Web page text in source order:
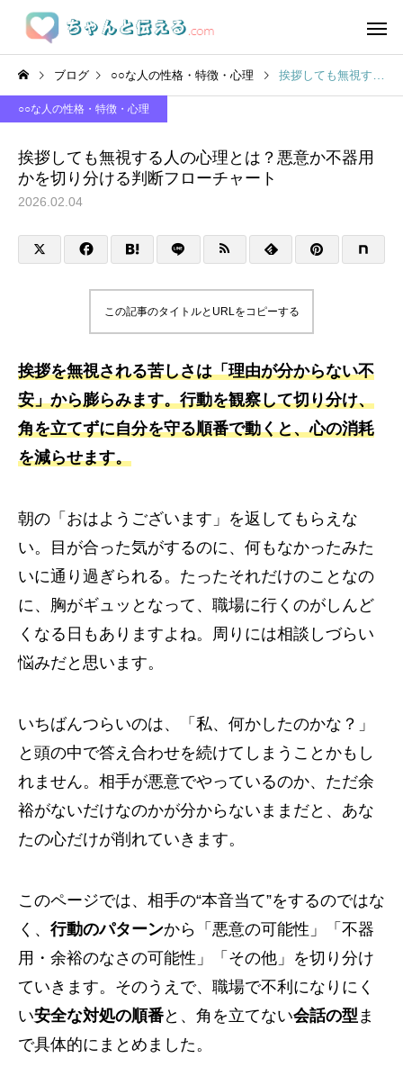
ブログ ○○な人の性格・特徴・心理 挨拶しても無視する人の心理とは？悪意か不器用かを切り分ける判断フローチャート
○○な人の性格・特徴・心理
挨拶しても無視する人の心理とは？悪意か不器用
かを切り分ける判断フローチャート
2026.02.04
この記事のタイトルとURLをコピーする
挨拶を無視される苦しさは「理由が分からない不
安」から膨らみます。行動を観察して切り分け、
角を立てずに自分を守る順番で動くと、心の消耗
を減らせます。
朝の「おはようございます」を返してもらえな
い。目が合った気がするのに、何もなかったみた
いに通り過ぎられる。たったそれだけのことなの
に、胸がギュッとなって、職場に行くのがしんど
くなる日もありますよね。周りには相談しづらい
悩みだと思います。
いちばんつらいのは、「私、何かしたのかな？」
と頭の中で答え合わせを続けてしまうことかもし
れません。相手が悪意でやっているのか、ただ余
裕がないだけなのかが分からないままだと、あな
たの心だけが削れていきます。
このページでは、相手の“本音当て”をするのではな
く、 行動のパターンから「悪意の可能性」「不器
用・余裕のなさの可能性」「その他」を切り分け
ていきます。そのうえで、職場で不利になりにく
い安全な対処の順番と、角を立てない会話の型 ま
で具体的にまとめました。